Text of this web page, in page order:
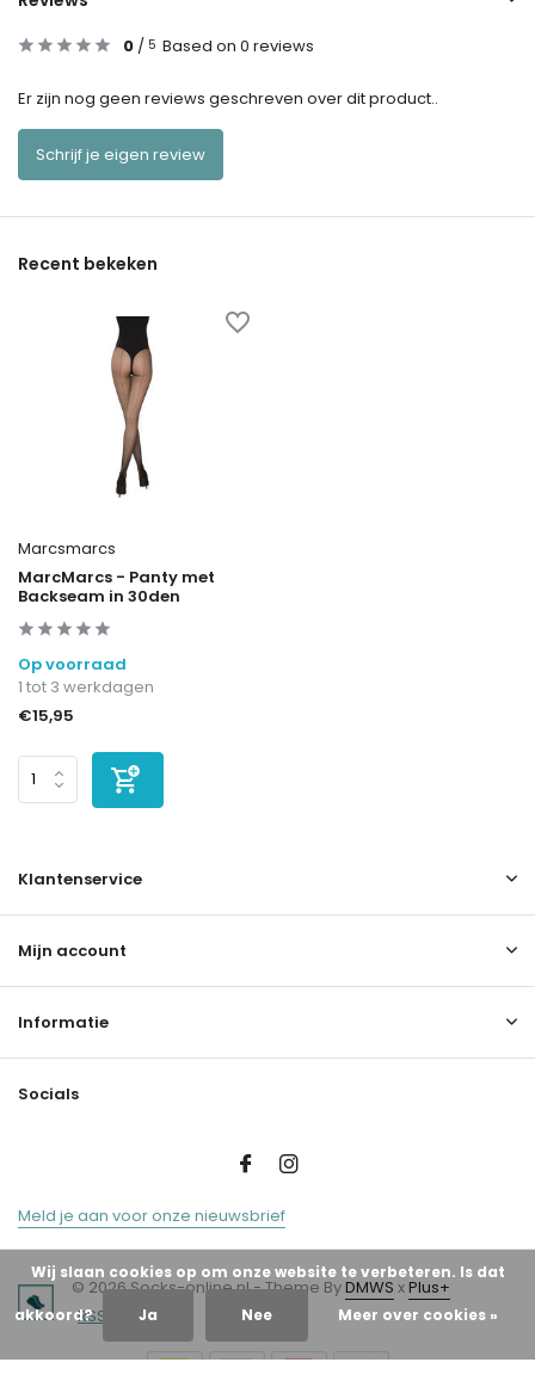
0 / 5 Based on 0 reviews
Er zijn nog geen reviews geschreven over dit product..
Schrijf je eigen review
Recent bekeken
Marcsmarcs
MarcMarcs - Panty met
Backseam in 30den
Op voorraad
1 tot 3 werkdagen
€15,95
Klantenservice
Mijn account
Informatie
Socials
Meld je aan voor onze nieuwsbrief
© 2026 Socks-online.nl - Theme ByDMWS xPlus+
RSS-feed
Wij slaan cookies op om onze website te verbeteren. Is dat
akkoord? Ja Nee Meer over cookies »